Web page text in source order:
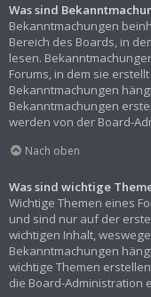
Was sind
Bekanntmachungen
Bereich des Boards, in
lesen.
Forums, in dem sie
Bekanntmachungen
Bekanntmachungen
werden von der Board-
Nach oben
Was sind wichtige
Wichtige Themen eines
und sind nur auf der
wichtigen Inhalt,
Bekanntmachungen
wichtige Themen
die Board-Administration